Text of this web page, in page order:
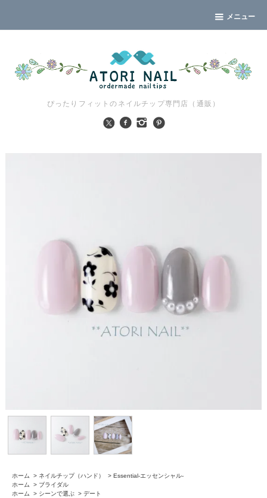
メニュー
ぴったりフィットのネイルチップ専門店（通販）
ホーム > ネイルチップ（ハンド） > Essential-エッセンシャル-
ホーム
> ブライダル
ホーム
> シーンで選ぶ > デート